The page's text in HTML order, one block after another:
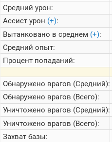
Средний урон:
Ассист урон (+):
Вытанковано в среднем (+):
Средний опыт:
Процент попаданий:
Обнаружено врагов (Средний):
Обнаружено врагов (Всего):
Уничтожено врагов (Средний):
Уничтожено врагов (Всего):
Захват базы: